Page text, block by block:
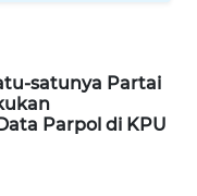
satunya Partai
Parpol di KPU